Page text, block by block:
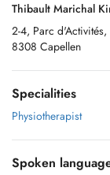
Thibault Marichal
2-4, Parc d'Activités,
8308 Capellen
Specialities
Physiotherapist
Spoken